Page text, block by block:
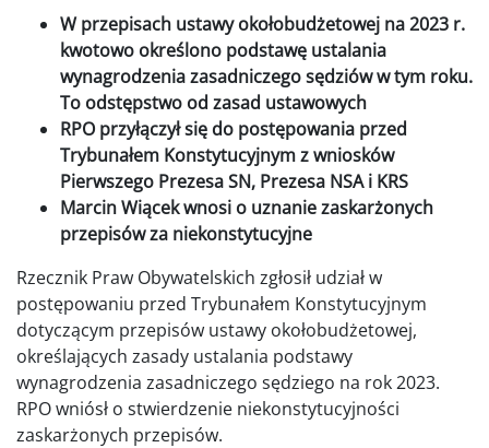
W przepisach ustawy okołobudżetowej na 2023 r.
kwotowo określono podstawę ustalania
wynagrodzenia zasadniczego sędziów w tym roku.
To odstępstwo od zasad ustawowych
RPO przyłączył się do postępowania przed
Trybunałem Konstytucyjnym z wniosków
Pierwszego Prezesa SN, Prezesa NSA i KRS
Marcin Wiącek wnosi o uznanie zaskarżonych
przepisów za niekonstytucyjne
Rzecznik Praw Obywatelskich zgłosił udział w
postępowaniu przed Trybunałem Konstytucyjnym
dotyczącym przepisów ustawy okołobudżetowej,
określających zasady ustalania podstawy
wynagrodzenia zasadniczego sędziego na rok 2023.
RPO wniósł o stwierdzenie niekonstytucyjności
zaskarżonych przepisów.